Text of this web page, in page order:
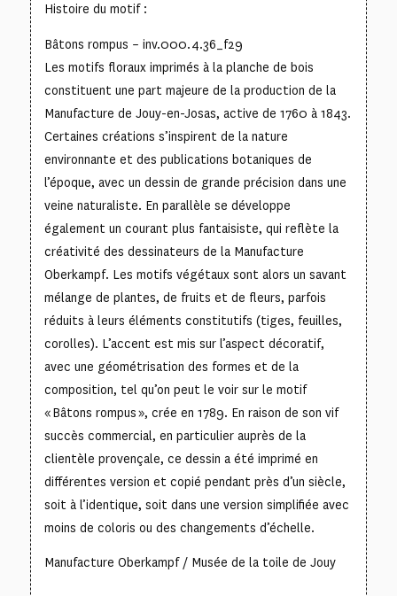
Histoire du motif :
Bâtons rompus – inv.000.4.36_f29
Les motifs floraux imprimés à la planche de bois
constituent une part majeure de la production de la
Manufacture de Jouy-en-Josas, active de 1760 à 1843.
Certaines créations s’inspirent de la nature
environnante et des publications botaniques de
l’époque, avec un dessin de grande précision dans une
veine naturaliste. En parallèle se développe
également un courant plus fantaisiste, qui reflète la
créativité des dessinateurs de la Manufacture
Oberkampf. Les motifs végétaux sont alors un savant
mélange de plantes, de fruits et de fleurs, parfois
réduits à leurs éléments constitutifs (tiges, feuilles,
corolles). L’accent est mis sur l’aspect décoratif,
avec une géométrisation des formes et de la
composition, tel qu’on peut le voir sur le motif
« Bâtons rompus », crée en 1789. En raison de son vif
succès commercial, en particulier auprès de la
clientèle provençale, ce dessin a été imprimé en
différentes version et copié pendant près d’un siècle,
soit à l’identique, soit dans une version simplifiée avec
moins de coloris ou des changements d’échelle.
Manufacture Oberkampf / Musée de la toile de Jouy